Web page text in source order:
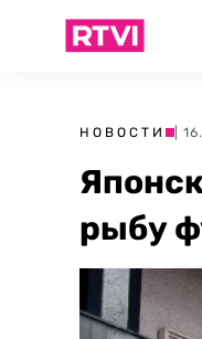
НОВОСТИ |
рыбу